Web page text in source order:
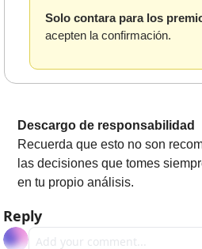
Solo contara para los
acepten la confirmación.
Descargo de responsabilidad
Recuerda que esto no son
las decisiones que tomes
en tu propio análisis.
Reply